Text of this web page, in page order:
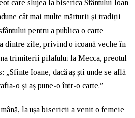
care slujea la biserica Sfântului Ioan
cât mai multe mărturii și tradiții
pentru a publica o carte
dintre zile, privind o icoană veche în
trimiterii pilafului la Mecca, preotul
„Sfinte Ioane, dacă aș ști unde se află
o și aș pune-o într-o carte.”
la ușa bisericii a venit o femeie